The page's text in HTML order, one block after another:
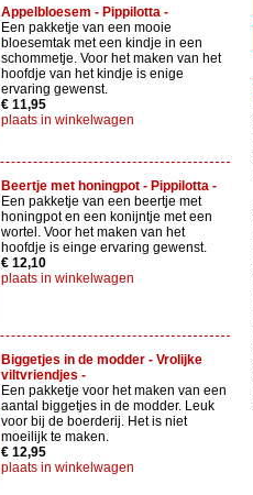
Appelbloesem - Pippilotta -
Een pakketje van een mooie
bloesemtak met een kindje in een
schommetje. Voor het maken van het
hoofdje van het kindje is enige
ervaring gewenst.
€ 11,95
plaats in winkelwagen
Beertje met honingpot - Pippilotta -
Een pakketje van een beertje met
honingpot en een konijntje met een
wortel. Voor het maken van het
hoofdje is einge ervaring gewenst.
€ 12,10
plaats in winkelwagen
Biggetjes in de modder - Vrolijke
viltvriendjes -
Een pakketje voor het maken van een
aantal biggetjes in de modder. Leuk
voor bij de boerderij. Het is niet
moeilijk te maken.
€ 12,95
plaats in winkelwagen